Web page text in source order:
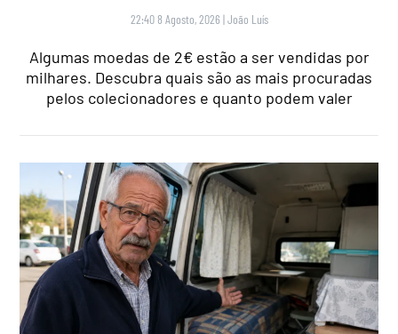
22:40 8 Agosto, 2026 |João Luís
Algumas moedas de 2€ estão a ser vendidas por
milhares. Descubra quais são as mais procuradas
pelos colecionadores e quanto podem valer